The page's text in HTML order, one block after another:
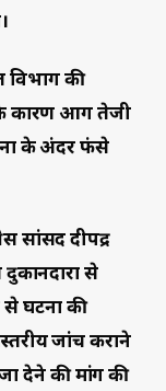
विभाग की
कारण आग तेजी
के अंदर फंसे
सांसद दीपेंद्र
दुकानदारों से
घटना की
जांच कराने
देने की मांग की